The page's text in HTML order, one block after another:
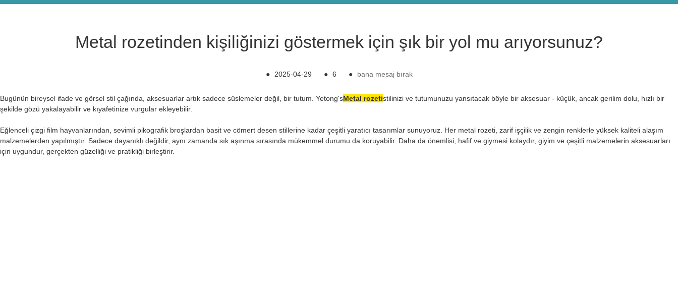
Metal rozetinden kişiliğinizi göstermek için şık bir yol mu arıyorsunuz?
● 2025-04-29 ● 6 ● bana mesaj bırak
Bugünün bireysel ifade ve görsel stil çağında, aksesuarlar artık sadece süslemeler değil, bir tutum. Yetong'sMetal rozetistilinizi ve tutumunuzu yansıtacak böyle bir aksesuar - küçük, ancak gerilim dolu, hızlı bir
şekilde gözü yakalayabilir ve kıyafetinize vurgular ekleyebilir.
Eğlenceli çizgi film hayvanlarından, sevimli pikografik broşlardan basit ve cömert desen stillerine kadar çeşitli yaratıcı tasarımlar sunuyoruz. Her metal rozeti, zarif işçilik ve zengin renklerle yüksek kaliteli alaşım
malzemelerden yapılmıştır. Sadece dayanıklı değildir, aynı zamanda sık aşınma sırasında mükemmel durumu da koruyabilir. Daha da önemlisi, hafif ve giymesi kolaydır, giyim ve çeşitli malzemelerin aksesuarları
için uygundur, gerçekten güzelliği ve pratikliği birleştirir.